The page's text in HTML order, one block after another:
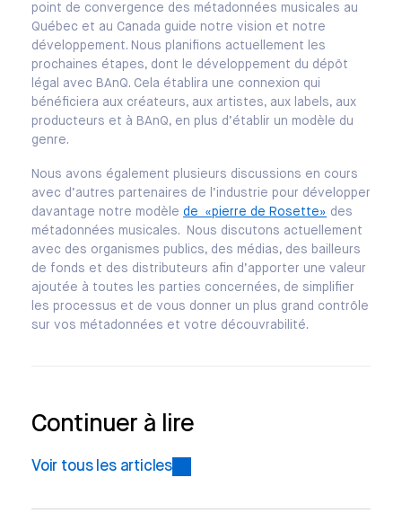
point de convergence des métadonnées musicales au
Québec et au Canada guide notre vision et notre
développement. Nous planifions actuellement les
prochaines étapes, dont le développement du dépôt
légal avec BAnQ. Cela établira une connexion qui
bénéficiera aux créateurs, aux artistes, aux labels, aux
producteurs et à BAnQ, en plus d’établir un modèle du
genre.
Nous avons également plusieurs discussions en cours
avec d’autres partenaires de l’industrie pour développer
davantage notre modèle de «pierre de Rosette» des
métadonnées musicales. Nous discutons actuellement
avec des organismes publics, des médias, des bailleurs
de fonds et des distributeurs afin d’apporter une valeur
ajoutée à toutes les parties concernées, de simplifier
les processus et de vous donner un plus grand contrôle
sur vos métadonnées et votre découvrabilité.
Continuer à lire
Voir tous les articles